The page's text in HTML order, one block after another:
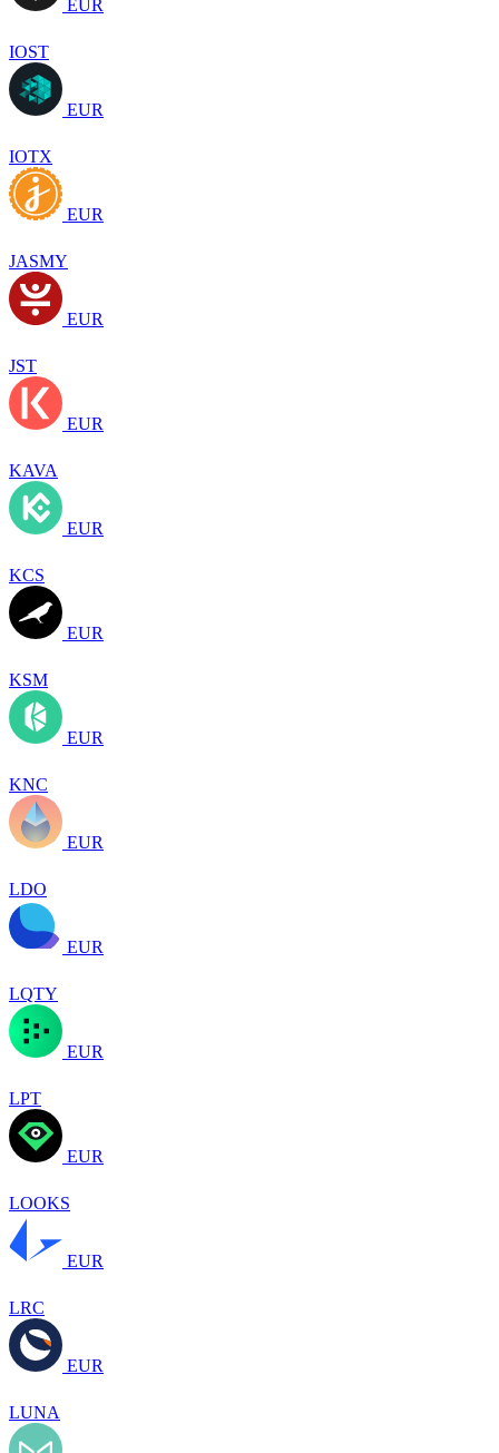
EUR
IOST
EUR
IOTX
EUR
JASMY
EUR
JST
EUR
KAVA
EUR
KCS
EUR
KSM
EUR
KNC
EUR
LDO
EUR
LQTY
EUR
LPT
EUR
LOOKS
EUR
LRC
EUR
LUNA